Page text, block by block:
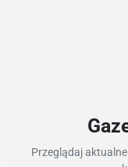
Przeglądaj